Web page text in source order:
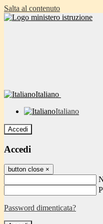
Salta al contenuto
Italiano
Italiano
Accedi
Accedi
button close ×
Password dimenticata?